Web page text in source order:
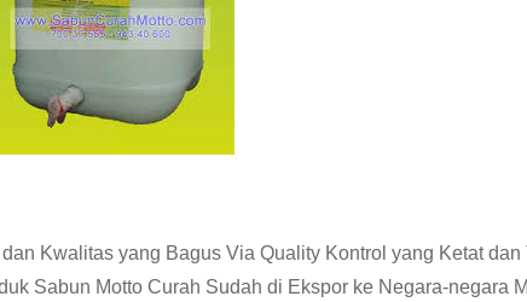
Kwalitas yang Bagus Via Quality Kontrol yang Ketat dan
Sabun Motto Curah Sudah di Ekspor ke Negara-negara